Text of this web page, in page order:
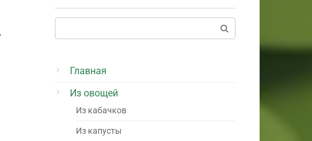
Главная
Из овощей
Из кабачков
Из капусты